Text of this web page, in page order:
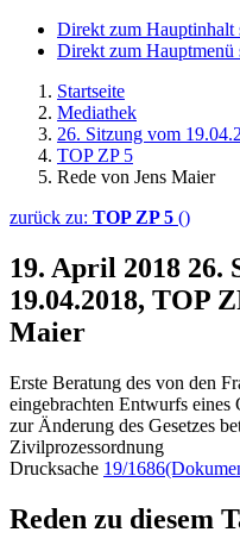
Direkt zum Hauptinhalt
Direkt zum Hauptmenü
Startseite
Mediathek
26. Sitzung vom
TOP ZP 5
Rede von Jens Maier
zurück zu: TOP ZP 5 ()
19. April 2018 26.
19.04.2018, TOP
Maier
Erste Beratung des von den
eingebrachten Entwurfs eines
zur Änderung des Gesetzes
Zivilprozessordnung
Drucksache 19/1686
Reden zu diesem